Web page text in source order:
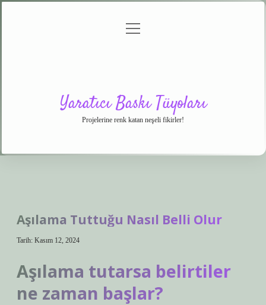
menüyü
Yaratıcı Baskı Tüyoları
Projelerine renk katan neşeli fikirler!
Aşılama Tuttuğu Nasıl Belli Olur
Tarih: Kasım 12, 2024
Aşılama tutarsa belirtiler
ne zaman başlar?